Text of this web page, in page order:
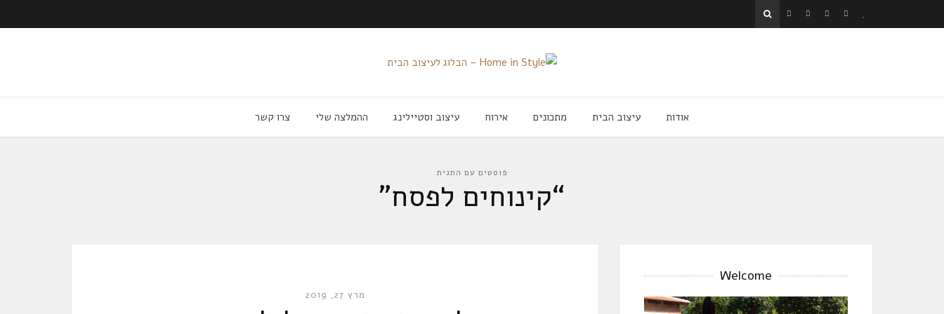
אודות עיצוב הבית מתכונים אירוח עיצוב וסטיילינג ההמלצה שלי צרו קשר
פוסטים עם התגית
“קינוחים לפסח”
מרץ 27, 2019
Welcome